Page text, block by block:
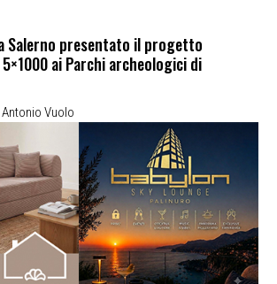
Salerno presentato il progetto
ai Parchi archeologici di
Antonio Vuolo